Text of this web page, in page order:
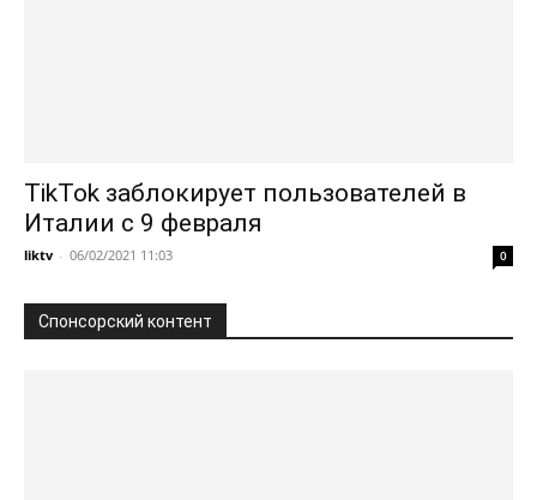
TikTok заблокирует пользователей в
Италии с 9 февраля
liktv - 06/02/2021 11:03 0
Спонсорский контент